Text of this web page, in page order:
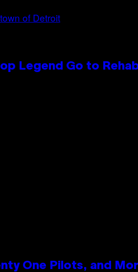
Legend Go to
One Pilots, and